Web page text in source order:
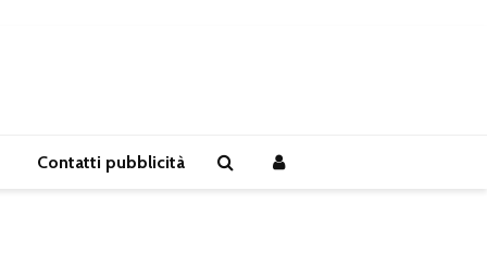
Contatti pubblicità